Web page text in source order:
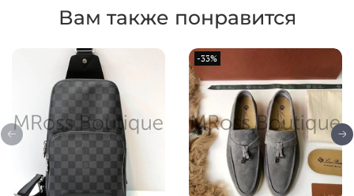
Вам также понравится
-33%